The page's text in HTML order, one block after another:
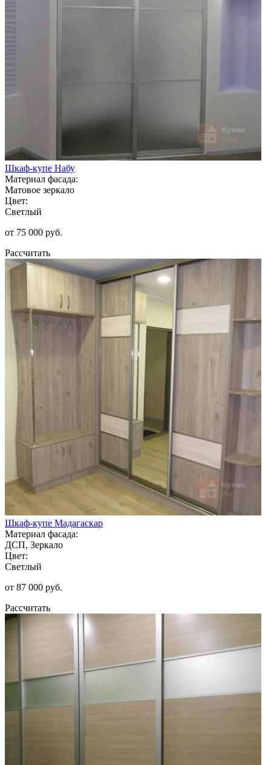
Шкаф-купе Набу
Материал фасада:
Матовое зеркало
Цвет:
Светлый
от 75 000 руб.
Рассчитать
Шкаф-купе Мадагаскар
Материал фасада:
ДСП, Зеркало
Цвет:
Светлый
от 87 000 руб.
Рассчитать